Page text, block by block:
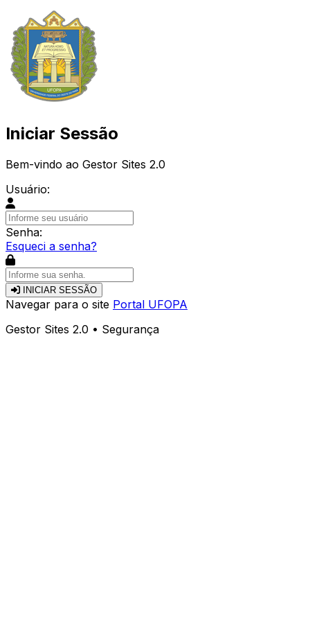
Iniciar Sessão
Bem-vindo ao Gestor Sites 2.0
Usuário:
Senha:
Esqueci a senha?
INICIAR SESSÃO
Navegar para o site Portal UFOPA
Gestor Sites 2.0 • Segurança